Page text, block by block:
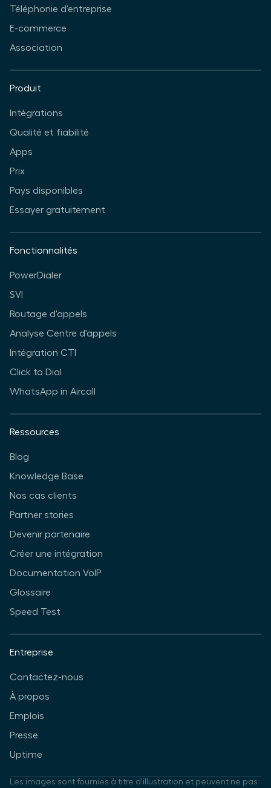
Téléphonie d'entreprise
E-commerce
Association
Produit
Intégrations
Qualité et fiabilité
Apps
Prix
Pays disponibles
Essayer gratuitement
Fonctionnalités
PowerDialer
SVI
Routage d'appels
Analyse Centre d'appels
Intégration CTI
Click to Dial
WhatsApp in Aircall
Ressources
Blog
Knowledge Base
Nos cas clients
Partner stories
Devenir partenaire
Créer une intégration
Documentation VoIP
Glossaire
Speed Test
Entreprise
Contactez-nous
À propos
Emplois
Presse
Uptime
Les images sont fournies à titre d'illustration et peuvent ne pas